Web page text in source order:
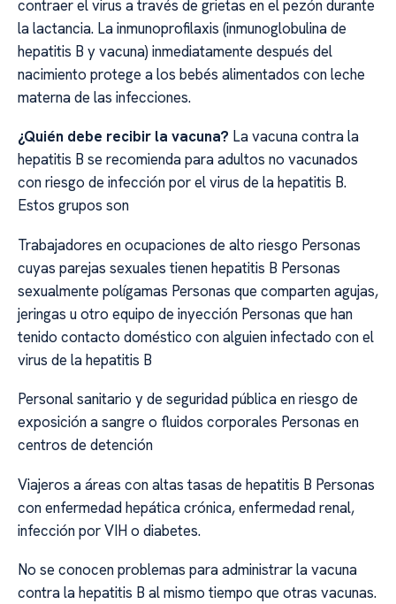
contraer el virus a través de grietas en el pezón durante
la lactancia. La inmunoprofilaxis (inmunoglobulina de
hepatitis B y vacuna) inmediatamente después del
nacimiento protege a los bebés alimentados con leche
materna de las infecciones.
¿Quién debe recibir la vacuna? La vacuna contra la
hepatitis B se recomienda para adultos no vacunados
con riesgo de infección por el virus de la hepatitis B.
Estos grupos son
Trabajadores en ocupaciones de alto riesgo Personas
cuyas parejas sexuales tienen hepatitis B Personas
sexualmente polígamas Personas que comparten agujas,
jeringas u otro equipo de inyección Personas que han
tenido contacto doméstico con alguien infectado con el
virus de la hepatitis B
Personal sanitario y de seguridad pública en riesgo de
exposición a sangre o fluidos corporales Personas en
centros de detención
Viajeros a áreas con altas tasas de hepatitis B Personas
con enfermedad hepática crónica, enfermedad renal,
infección por VIH o diabetes.
No se conocen problemas para administrar la vacuna
contra la hepatitis B al mismo tiempo que otras vacunas.